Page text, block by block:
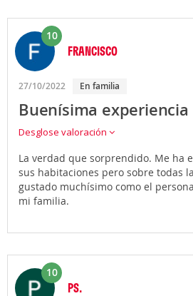
10
FRANCISCO
27/10/2022 En familia
Buenísima experiencia
Desglose valoración
La verdad que sorprendido. Me ha
sus habitaciones pero sobre todas
gustado muchísimo como el
mi familia.
10
PS.